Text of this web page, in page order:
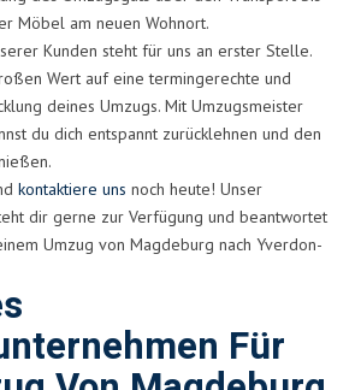
Möbel am neuen Wohnort.
Kunden steht für uns an erster Stelle.
Wert auf eine termingerechte und
deines Umzugs. Mit Umzugsmeister
du dich entspannt zurücklehnen und den
kontaktiere uns noch heute! Unser
dir gerne zur Verfügung und beantwortet
Umzug von Magdeburg nach Yverdon-
Für